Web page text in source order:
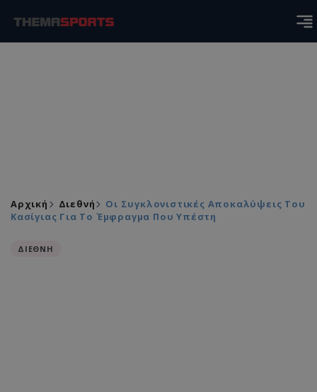
Αρχική Διεθνή
Οι Συγκλονιστικές Αποκαλύψεις Του
Κασίγιας Για Το Έμφραγμα Που Υπέστη
ΔΙΕΘΝΗ